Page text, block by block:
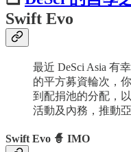
Swift Evo
最近 DeSci Asia 有
的平方募資輪次，
到配捐池的分配，
活動及內務，推動
Swift Evo 🧙 IMO